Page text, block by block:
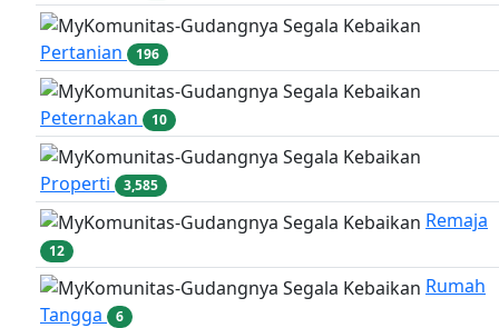
Pertanian 196
Peternakan 10
Properti 3,585
Remaja
12
Rumah
Tangga
6